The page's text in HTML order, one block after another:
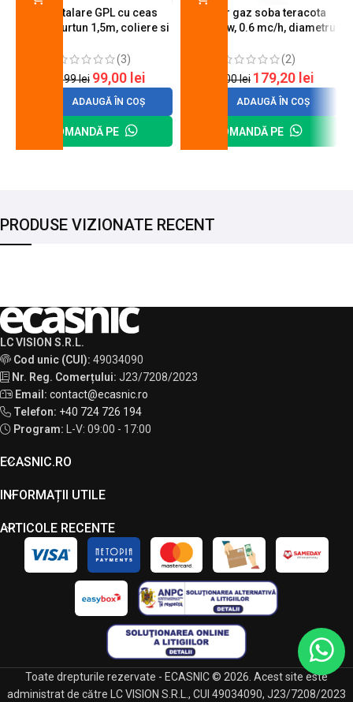
Kit instalare GPL cu ceas
butelie, furtun 1,5m, coliere si
(3)
120,99lei 99,00 lei
ADAUGĂ ÎN COȘ
COMANDĂ PE
Arzator gaz soba teracota
A600, 6 kw, 0.6 mc/h, diametru
(2)
200,00lei 179,20 lei
ADAUGĂ ÎN COȘ
COMANDĂ PE
PRODUSE VIZIONATE RECENT
LC VISION S.R.L.
Cod unic (CUI): 49034090
Nr. Reg. Comerțului: J23/7208/2023
Email: contact@ecasnic.ro
Telefon: +40 724 726 194
Program:
L-V: 09:00 - 17:00
ECASNIC.RO
INFORMAȚII UTILE
ARTICOLE RECENTE
Toate drepturile rezervate - ECASNIC © 2026. Acest site este
administrat de către LC VISION S.R.L., CUI 49034090, J23/7208/2023